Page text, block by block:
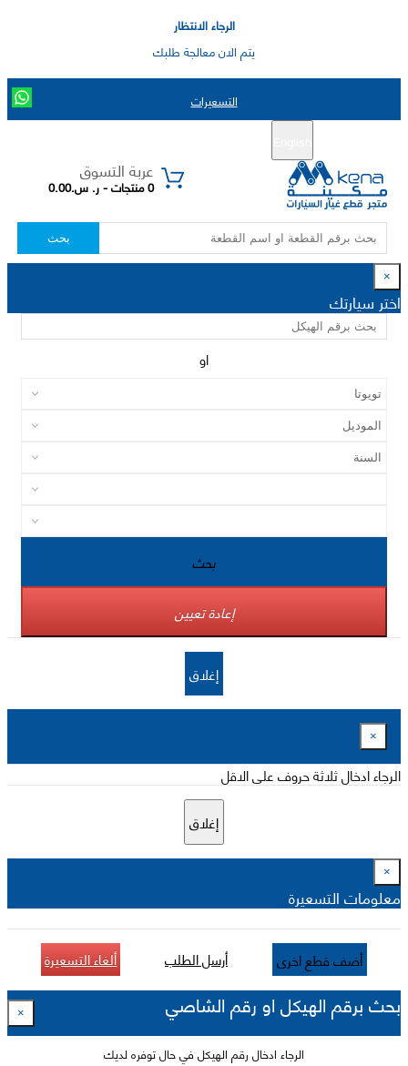
الرجاء الانتظار
يتم الان معالجة طلبك
التسعيرات
عربة التسوق
0 منتجات - ر. س.0.00
بحث
×
اختر سيارتك
او
بحث
إعادة تعيين
إغلاق
×
الرجاء ادخال ثلاثة حروف على الاقل
إغلاق
×
معلومات التسعيرة
أضف قطع اخرى أرسل الطلب ألغاء التسعيرة
بحث برقم الهيكل او رقم الشاصي ×
الرجاء ادخال رقم الهيكل في حال توفره لديك